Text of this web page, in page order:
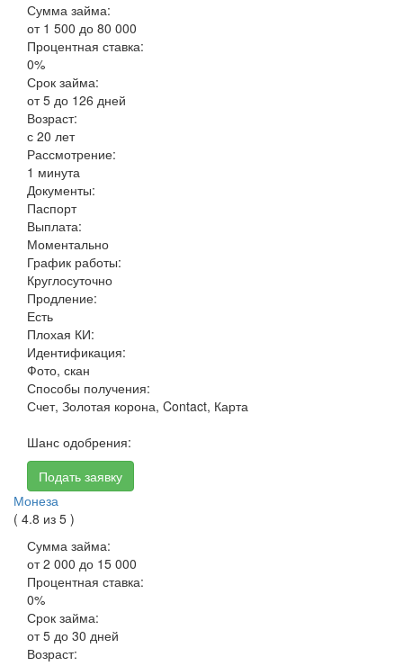
Сумма займа:
от 1 500 до 80 000
Процентная ставка:
0%
Срок займа:
от 5 до 126 дней
Возраст:
с 20 лет
Рассмотрение:
1 минута
Документы:
Паспорт
Выплата:
Моментально
График работы:
Круглосуточно
Продление:
Есть
Плохая КИ:
Идентификация:
Фото, скан
Способы получения:
Счет, Золотая корона, Contact, Карта
Шанс одобрения:
Подать заявку
Монеза
( 4.8 из 5 )
Сумма займа:
от 2 000 до 15 000
Процентная ставка:
0%
Срок займа:
от 5 до 30 дней
Возраст: